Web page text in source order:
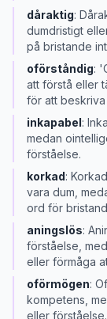
dåraktig:
dumdristigt
på bristande
oförståndig:
att förstå eller
för att
inkapabel:
medan
förståelse.
korkad:
vara dum,
ord för
aningslös:
förståelse,
eller förmåga
oförmögen:
kompetens,
eller förståelse.